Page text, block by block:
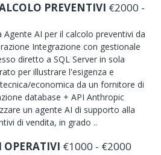
PREVENTIVI €2000 -
Agente AI per il calcolo preventivi da
Integrazione con gestionale
diretto a SQL Server in sola
per illustrare l'esigenza e
economica da un fornitore di
database + API Anthropic
un agente AI di supporto alla
di vendita, in grado ..
OPERATIVI €1000 - €2000